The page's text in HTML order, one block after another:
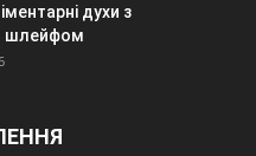
духи з
шлейфом